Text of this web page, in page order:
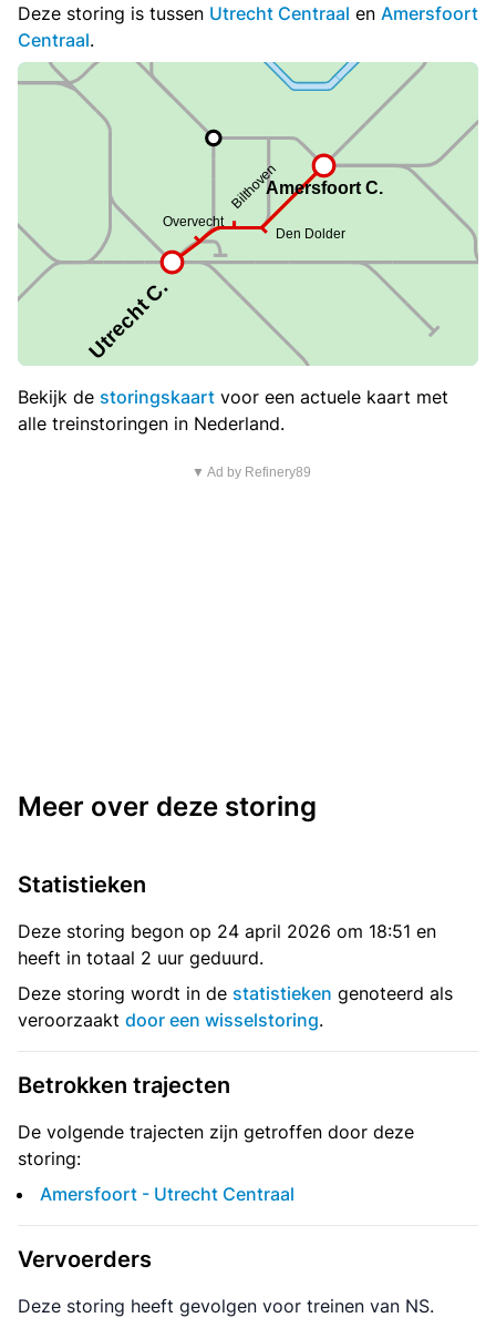
Deze storing is tussen Utrecht Centraal en Amersfoort
Centraal.
Bekijk de storingskaart voor een actuele kaart met
alle treinstoringen in Nederland.
▼ Ad by Refinery89
Meer over deze storing
Statistieken
Deze storing begon op 24 april 2026 om 18:51 en
heeft in totaal 2 uur geduurd.
Deze storing wordt in de statistieken genoteerd als
veroorzaakt door een wisselstoring.
Betrokken trajecten
De volgende trajecten zijn getroffen door deze
storing:
Amersfoort - Utrecht Centraal
Vervoerders
Deze storing heeft gevolgen voor treinen van NS.